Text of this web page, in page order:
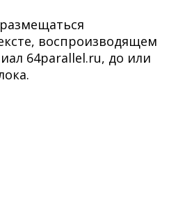
воспроизводящем
64parallel.ru, до или